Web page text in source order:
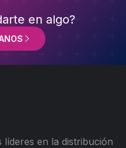
en algo?
líderes en la distribución